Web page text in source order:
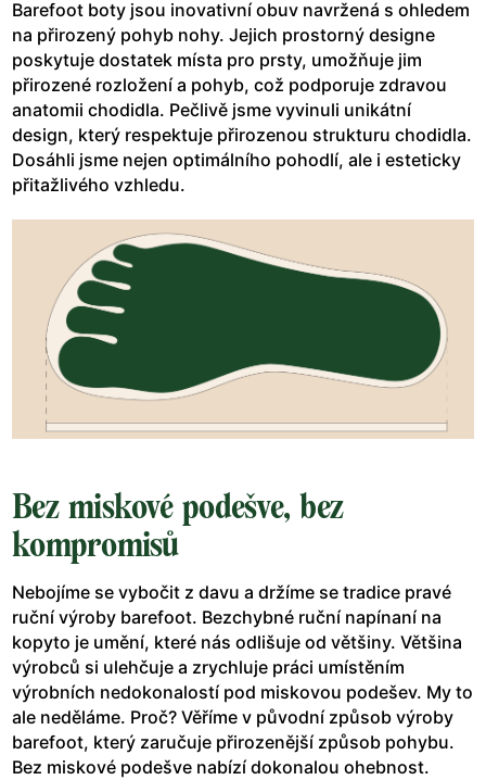
Barefoot boty jsou inovativní obuv navržená s ohledem
na přirozený pohyb nohy. Jejich prostorný designe
poskytuje dostatek místa pro prsty, umožňuje jim
přirozené rozložení a pohyb, což podporuje zdravou
anatomii chodidla. Pečlivě jsme vyvinuli unikátní
design, který respektuje přirozenou strukturu chodidla.
Dosáhli jsme nejen optimálního pohodlí, ale i esteticky
přitažlivého vzhledu.
Bez miskové podešve, bez
kompromisů
Nebojíme se vybočit z davu a držíme se tradice pravé
ruční výroby barefoot. Bezchybné ruční napínaní na
kopyto je umění, které nás odlišuje od většiny. Většina
výrobců si ulehčuje a zrychluje práci umístěním
výrobních nedokonalostí pod miskovou podešev. My to
ale neděláme. Proč? Věříme v původní způsob výroby
barefoot, který zaručuje přirozenější způsob pohybu.
Bez miskové podešve nabízí dokonalou ohebnost.